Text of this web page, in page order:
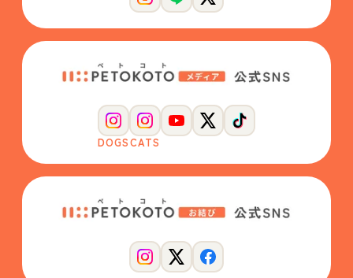
DOGSCATS